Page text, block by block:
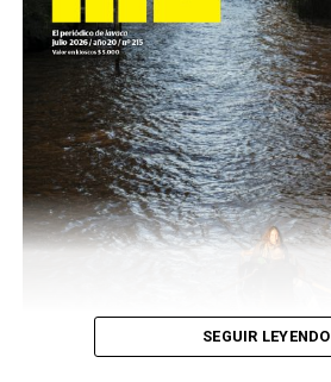
SEGUIR LEYENDO